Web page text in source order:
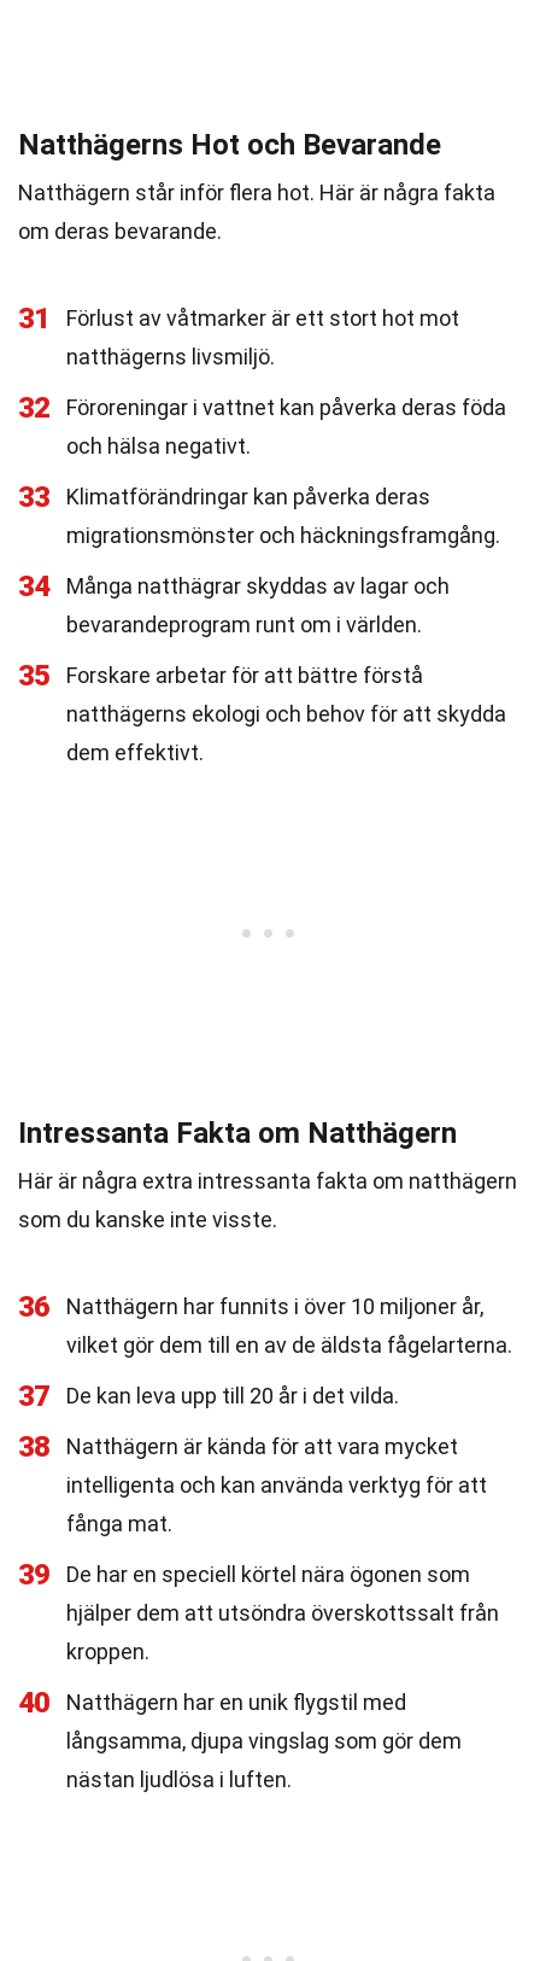
Natthägerns Hot och Bevarande
Natthägern står inför flera hot. Här är några fakta
om deras bevarande.
31
Förlust av våtmarker är ett stort hot mot
natthägerns livsmiljö.
32
Föroreningar i vattnet kan påverka deras föda
och hälsa negativt.
33
Klimatförändringar kan påverka deras
migrationsmönster och häckningsframgång.
34
Många natthägrar skyddas av lagar och
bevarandeprogram runt om i världen.
35
Forskare arbetar för att bättre förstå
natthägerns ekologi och behov för att skydda
dem effektivt.
Intressanta Fakta om Natthägern
Här är några extra intressanta fakta om natthägern
som du kanske inte visste.
36
Natthägern har funnits i över 10 miljoner år,
vilket gör dem till en av de äldsta fågelarterna.
37 De kan leva upp till 20 år i det vilda.
38
Natthägern är kända för att vara mycket
intelligenta och kan använda verktyg för att
fånga mat.
39
De har en speciell körtel nära ögonen som
hjälper dem att utsöndra överskottssalt från
kroppen.
40
Natthägern har en unik flygstil med
långsamma, djupa vingslag som gör dem
nästan ljudlösa i luften.